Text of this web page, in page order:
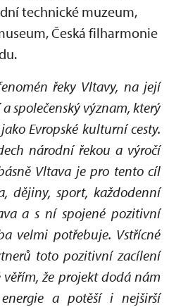
technické muzeum,
Česká filharmonie
řeky Vltavy, na její
společenský význam, který
Evropské kulturní cesty.
národní řekou a výročí
Vltava je pro tento cíl
dějiny, sport, každodenní
a s ní spojené pozitivní
velmi potřebuje. Vstřícné
toto pozitivní zacílení
že projekt dodá nám
a potěší i nejširší